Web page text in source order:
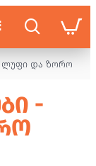
ლუფი და ზორო
-